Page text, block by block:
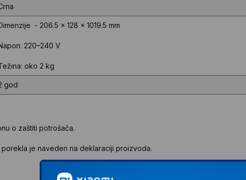
- 206.5 × 128 × 1019.5 mm
220–240 V
oko 2 kg
god
o zaštiti potrošača.
je naveden na deklaraciji proizvoda.